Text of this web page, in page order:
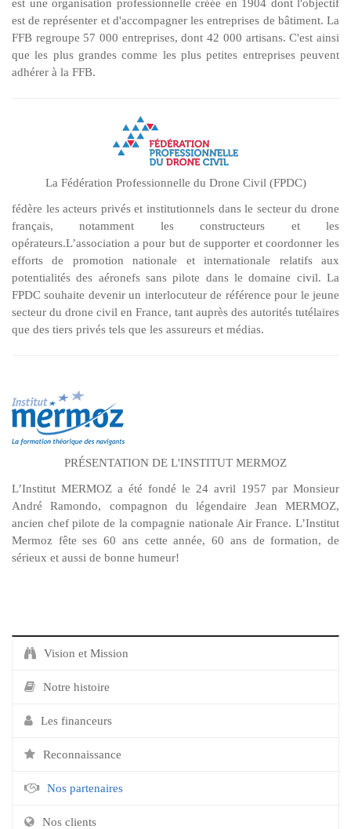
est une organisation professionnelle créée en 1904 dont l'objectif
est de représenter et d'accompagner les entreprises de bâtiment. La
FFB regroupe 57 000 entreprises, dont 42 000 artisans. C'est ainsi
que les plus grandes comme les plus petites entreprises peuvent
adhérer à la FFB.
La Fédération Professionnelle du Drone Civil (FPDC)
fédère les acteurs privés et institutionnels dans le secteur du drone
français, notamment les constructeurs et les
opérateurs.L’association a pour but de supporter et coordonner les
efforts de promotion nationale et internationale relatifs aux
potentialités des aéronefs sans pilote dans le domaine civil. La
FPDC souhaite devenir un interlocuteur de référence pour le jeune
secteur du drone civil en France, tant auprès des autorités tutélaires
que des tiers privés tels que les assureurs et médias.
PRÉSENTATION DE L'INSTITUT MERMOZ
L’Institut MERMOZ a été fondé le 24 avril 1957 par Monsieur
André Ramondo, compagnon du légendaire Jean MERMOZ,
ancien chef pilote de la compagnie nationale Air France. L’Institut
Mermoz fête ses 60 ans cette année, 60 ans de formation, de
sérieux et aussi de bonne humeur!
Vision et Mission
Notre histoire
Les financeurs
Reconnaissance
Nos partenaires
Nos clients